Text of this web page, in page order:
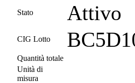
Stato Attivo
CIG Lotto
Quantità totale
Unità di
misura